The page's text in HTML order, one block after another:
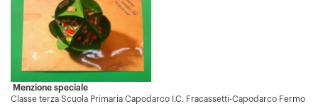
Menzione speciale
Classe terza Scuola Primaria Capodarco I.C. Fracassetti-Capodarco Fermo